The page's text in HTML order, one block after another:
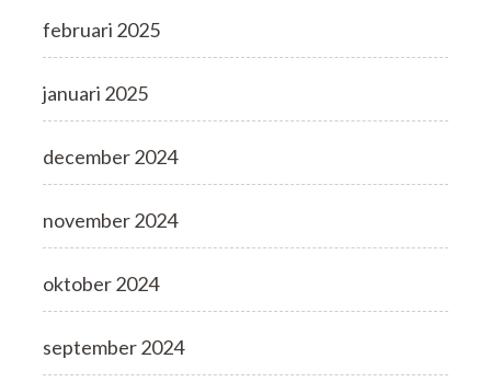
februari 2025
januari 2025
december 2024
november 2024
oktober 2024
september 2024